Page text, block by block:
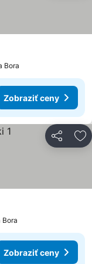
Bora
Zobraziť ceny
Zdieľať
Bora
Zobraziť ceny